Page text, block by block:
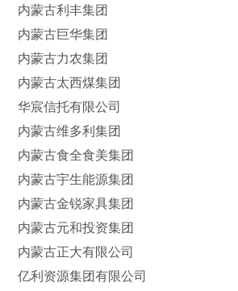
内蒙古利丰集团
内蒙古巨华集团
内蒙古力农集团
内蒙古太西煤集团
华宸信托有限公司
内蒙古维多利集团
内蒙古食全食美集团
内蒙古宇生能源集团
内蒙古金锐家具集团
内蒙古元和投资集团
内蒙古正大有限公司
亿利资源集团有限公司